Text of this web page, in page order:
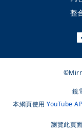
整
鏡
本網頁使用 YouTube
瀏覽此頁